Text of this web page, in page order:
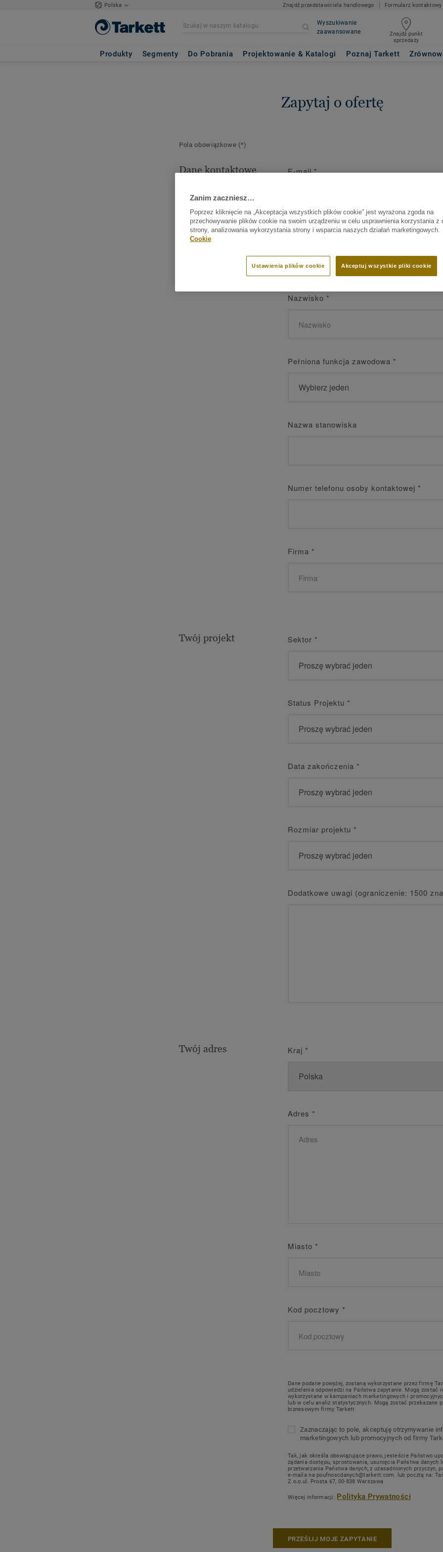
Polska Znajdź przedstawiciela handlowego Formularz kontaktowy
Wyszukiwanie
zaawansowane
Znajdź punkt
sprzedaży
Produkty Segmenty Do Pobrania Projektowanie & Katalogi Poznaj Tarkett
Zapytaj o ofertę
Pola obowiązkowe (*)
Dane kontaktowe
tego zamówienia.
E-mail*
Imię*
Nazwisko *
Pełniona funkcja zawodowa *
Nazwa stanowiska
Numer telefonu osoby kontaktowej *
Firma *
Twój projekt Sektor *
Status Projektu *
Data zakończenia *
Rozmiar projektu *
Dodatkowe uwagi (ograniczenie: 1500
Twój adres Kraj *
Adres *
Miasto *
Kod pocztowy *
Dane podane powyżej, zostaną wykorzystane przez firmę
udzielenia odpowiedzi na Państwa zapytanie. Mogą zostać
wykorzystane w kampaniach marketingowych i
lub w celu analiz statystycznych. Mogą zostać przekazane
biznesowym firmy Tarkett
Zaznaczając to pole, akceptuję otrzymywanie
marketingowych lub promocyjnych od firmy
Tak, jak określa obowiązujące prawo, jesteście Państwo
żądania dostępu, sprostowania, usunięcia Państwa danych
przetwarzania Państwa danych, z uzasadnionych przyczyn,
e-maila na poufnoscdanych@tarkett.com. lub pocztą na:
Z o.o.ul. Prosta 67, 00-838 Warszawa
Więcej informacji: Polityka Prywatności
PRZEŚLIJ MOJE ZAPYTANIE
Zanim zaczniesz…
Poprzez kliknięcie na „Akceptacja wszystkich plików cookie” jest wyrażona zgoda na
przechowywanie plików cookie na swoim urządzeniu w celu usprawnienia korzystania z
strony, analizowania wykorzystania strony i wsparcia naszych działań marketingowych.
Cookie
Akceptuj wszystkie pliki cookie
Ustawienia plików cookie